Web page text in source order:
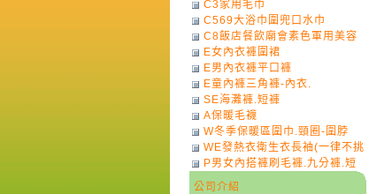
C3家用毛巾
C569大浴巾圍兜口水巾
C8飯店餐飲廟會素色軍用美容
巾
E女內衣褲圍裙
E男內衣褲平口褲
E童內褲三角褲-內衣.
SE海灘褲.短褲
A保暖毛襪
W冬季保暖區圍巾.頸圈-圍脖
WE發熱衣衛生衣長袖(一律不挑
色)-7
P男女內搭褲刷毛褲.九分褲.短
褲
公司介紹